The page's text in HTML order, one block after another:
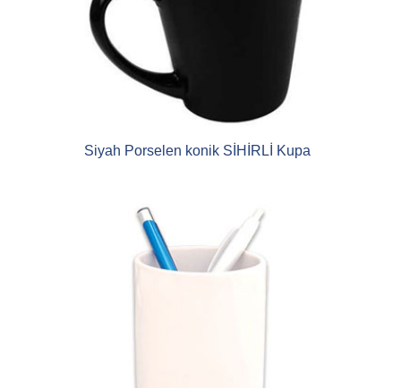
Siyah Porselen konik SİHİRLİ Kupa